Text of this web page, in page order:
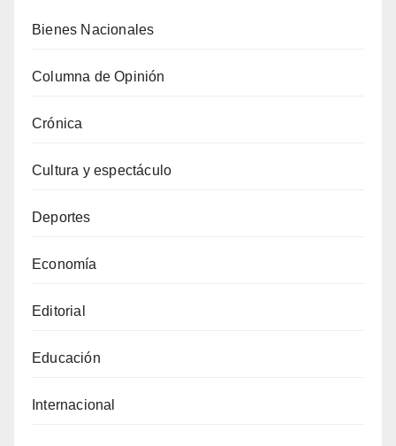
Bienes Nacionales
Columna de Opinión
Crónica
Cultura y espectáculo
Deportes
Economía
Editorial
Educación
Internacional